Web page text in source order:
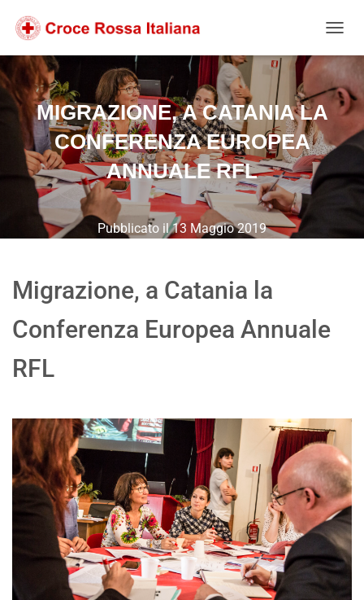
contenuto
alla
navigazione
footer
MIGRAZIONE, A CATANIA LA
CONFERENZA EUROPEA
ANNUALE RFL
Pubblicato il13 Maggio 2019
Migrazione, a Catania la
Conferenza Europea Annuale
RFL